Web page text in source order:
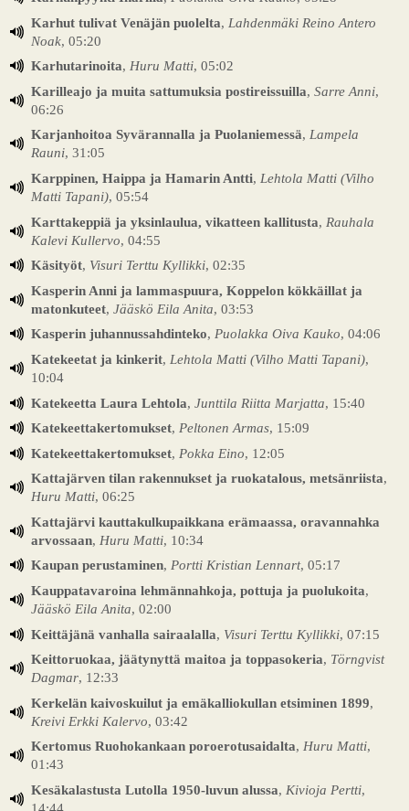
Karhut tulivat Venäjän puolelta, Lahdenmäki Reino Antero
Noak, 05:20
Karhutarinoita, Huru Matti, 05:02
Karilleajo ja muita sattumuksia postireissuilla, Sarre Anni,
06:26
Karjanhoitoa Syvärannalla ja Puolaniemessä, Lampela
Rauni, 31:05
Karppinen, Haippa ja Hamarin Antti, Lehtola Matti (Vilho
Matti Tapani), 05:54
Karttakeppiä ja yksinlaulua, vikatteen kallitusta, Rauhala
Kalevi Kullervo, 04:55
Käsityöt, Visuri Terttu Kyllikki, 02:35
Kasperin Anni ja lammaspuura, Koppelon kökkäillat ja
matonkuteet, Jääskö Eila Anita, 03:53
Kasperin juhannussahdinteko, Puolakka Oiva Kauko, 04:06
Katekeetat ja kinkerit, Lehtola Matti (Vilho Matti Tapani),
10:04
Katekeetta Laura Lehtola, Junttila Riitta Marjatta, 15:40
Katekeettakertomukset, Peltonen Armas, 15:09
Katekeettakertomukset, Pokka Eino, 12:05
Kattajärven tilan rakennukset ja ruokatalous, metsänriista,
Huru Matti, 06:25
Kattajärvi kauttakulkupaikkana erämaassa, oravannahka
arvossaan, Huru Matti, 10:34
Kaupan perustaminen, Portti Kristian Lennart, 05:17
Kauppatavaroina lehmännahkoja, pottuja ja puolukoita,
Jääskö Eila Anita, 02:00
Keittäjänä vanhalla sairaalalla, Visuri Terttu Kyllikki, 07:15
Keittoruokaa, jäätynyttä maitoa ja toppasokeria, Törngvist
Dagmar, 12:33
Kerkelän kaivoskuilut ja emäkalliokullan etsiminen 1899,
Kreivi Erkki Kalervo, 03:42
Kertomus Ruohokankaan poroerotusaidalta, Huru Matti,
01:43
Kesäkalastusta Lutolla 1950-luvun alussa, Kivioja Pertti,
14:44